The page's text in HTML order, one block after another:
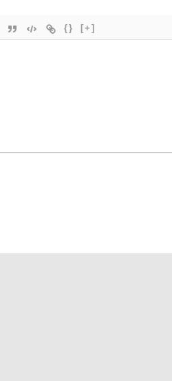
{} [+]